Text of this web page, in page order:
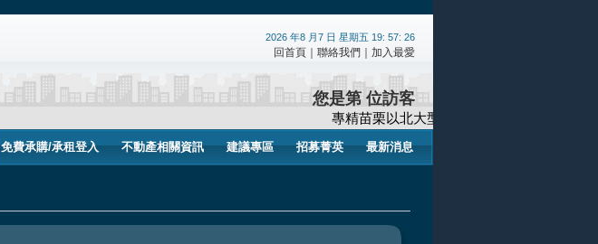
2026 年8 月7 日 星期五 19: 57: 26
回首頁 聯絡我們 加入最愛
您是第 位訪客
專精苗栗以北大型工業用地/廠房/廠辦/辦公
免費承購/承租登入 不動產相關資訊 建議專區 招募菁英 最新消息